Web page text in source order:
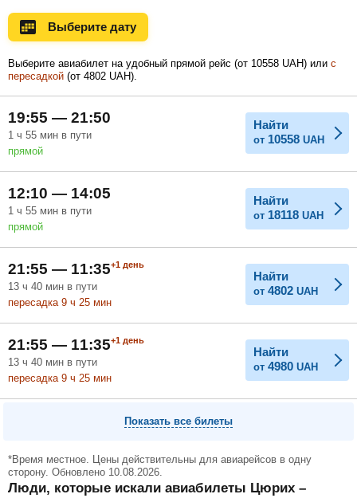
Ноябрь
Выберите дату
Выберите авиабилет на удобный прямой рейс (от 10558 UAH) или с
пересадкой (от 4802 UAH).
19:55 — 21:50
1 ч 55 мин в пути
прямой
Найти
от 10558 UAH
12:10 — 14:05
1 ч 55 мин в пути
прямой
Найти
от 18118 UAH
21:55 — 11:35+1 день
13 ч 40 мин в пути
пересадка 9 ч 25 мин
Найти
от 4802 UAH
21:55 — 11:35+1 день
13 ч 40 мин в пути
пересадка 9 ч 25 мин
Найти
от 4980 UAH
Показать все билеты
*Время местное. Цены действительны для авиарейсов в одну
сторону. Обновлено 10.08.2026.
Люди, которые искали авиабилеты Цюрих –